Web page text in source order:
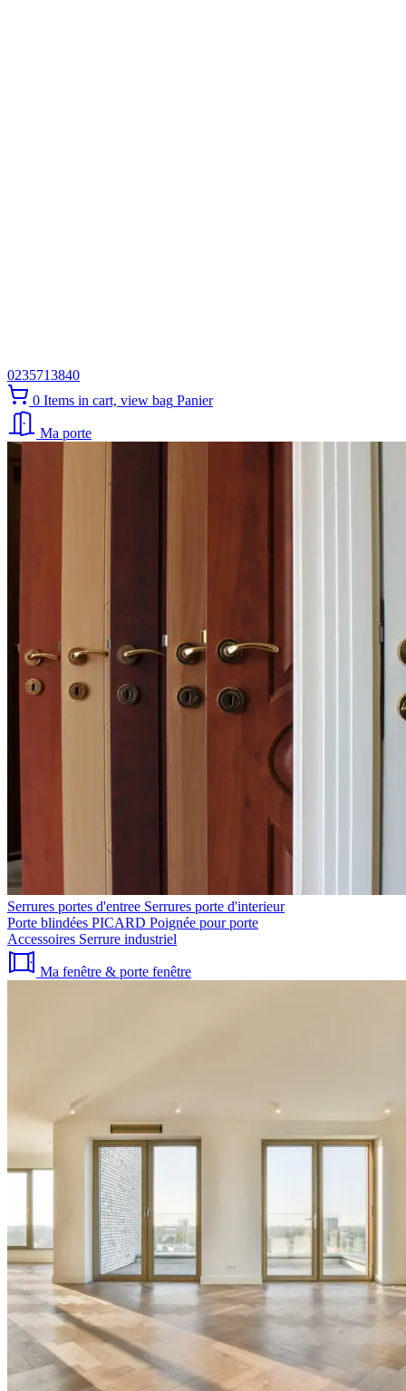
0235713840
0 Items in cart, view bag Panier
Ma porte
Serrures portes d'entree Serrures porte d'interieur
Porte blindées PICARD Poignée pour porte
Accessoires Serrure industriel
Ma fenêtre & porte fenêtre